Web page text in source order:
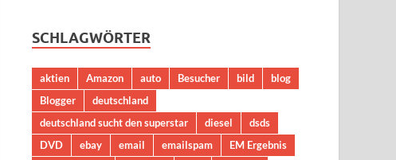
SCHLAGWÖRTER
aktien Amazon auto Besucher bild
blog
Blogger
deutschland
deutschland sucht den superstar
diesel
dsds
DVD
ebay email emailspam
EM Ergebnis